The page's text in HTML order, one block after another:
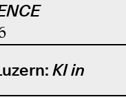
KI in